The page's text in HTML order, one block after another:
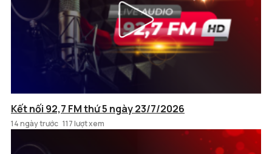
Kết nối 92,7 FM thứ 5 ngày 23/7/2026
14 ngày trước 117 lượt xem